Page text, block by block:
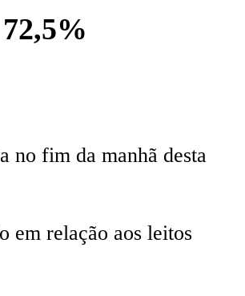
no fim da manhã desta
em relação aos leitos